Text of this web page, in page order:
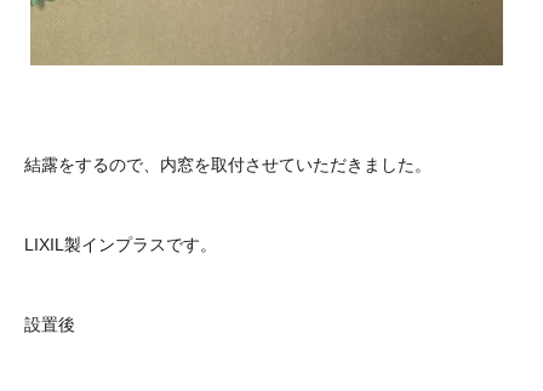
結露をするので、内窓を取付させていただきました。
LIXIL製インプラスです。
設置後